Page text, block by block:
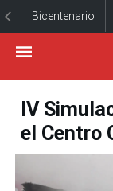
Bicentenario
IV
el Centro